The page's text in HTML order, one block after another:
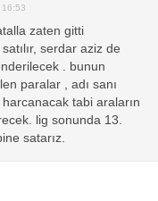
16:53
zaten gitti
serdar aziz de
. bunun
paralar , adı sanı
tabi araların
lig sonunda 13.
satarız.